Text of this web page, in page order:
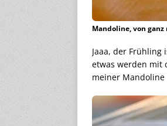
Mandoline, von
Jaaa, der
etwas werden mit
meiner